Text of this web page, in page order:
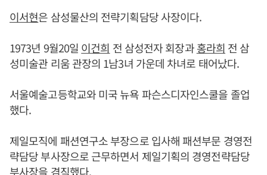
이서현은 삼성물산의 전략기획담당 사장이다.
1973년 9월20일 이건희 전 삼성전자 회장과홍라희 전 삼
성미술관 리움 관장의 1남3녀 가운데 차녀로 태어났다.
서울예술고등학교와 미국 뉴욕 파슨스디자인스쿨을 졸업
했다.
제일모직에 패션연구소 부장으로 입사해 패션부문 경영전
략담당 부사장으로 근무하면서 제일기획의 경영전략담당
부사장을 겸직했다.